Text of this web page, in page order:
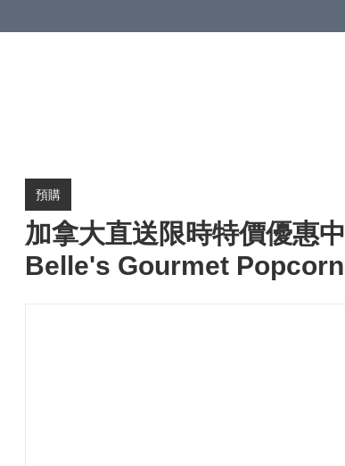
預購
加拿大直送限時特價優惠中
Belle's Gourmet Popcorn